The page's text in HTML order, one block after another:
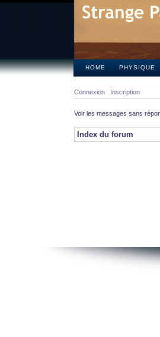
HOME PHYSIQUE
Connexion Inscription
Voir les messages sans
Index du forum